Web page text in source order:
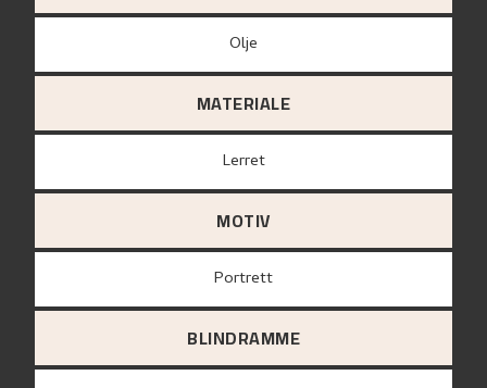
Olje
MATERIALE
lerret
MOTIV
Portrett
BLINDRAMME